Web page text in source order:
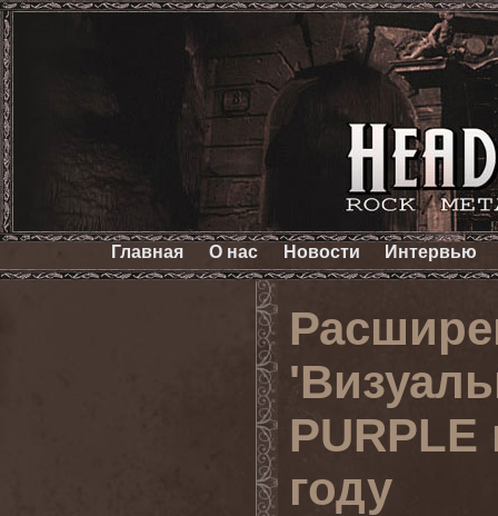
Главная О нас Новости Интервью
году